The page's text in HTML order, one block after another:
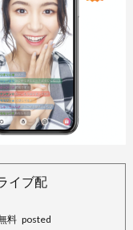
イブ配
料 posted